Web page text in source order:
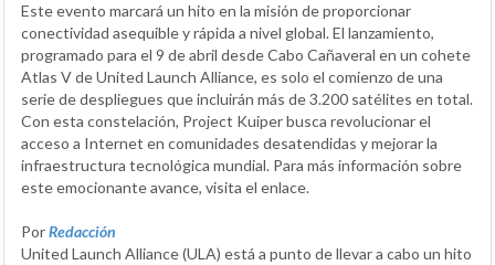
Este evento marcará un hito en la misión de proporcionar
conectividad asequible y rápida a nivel global. El lanzamiento,
programado para el 9 de abril desde Cabo Cañaveral en un cohete
Atlas V de United Launch Alliance, es solo el comienzo de una
serie de despliegues que incluirán más de 3.200 satélites en total.
Con esta constelación, Project Kuiper busca revolucionar el
acceso a Internet en comunidades desatendidas y mejorar la
infraestructura tecnológica mundial. Para más información sobre
este emocionante avance, visita el enlace.
PorRedacción
United Launch Alliance (ULA) está a punto de llevar a cabo un hito